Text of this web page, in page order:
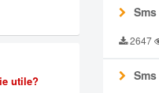
utile?
2647